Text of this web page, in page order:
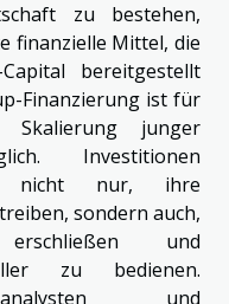
zu bestehen,
finanzielle Mittel, die
bereitgestellt
Finanzierung ist für
junger
Investitionen
nicht nur, ihre
sondern auch,
und
zu bedienen.
und